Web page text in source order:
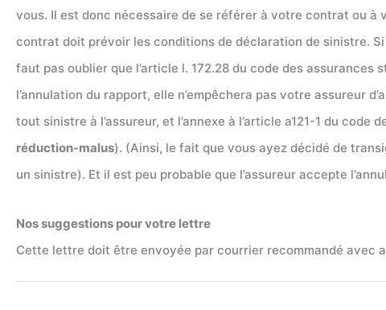
vous. Il est donc nécessaire de se référer à votre contrat ou
contrat doit prévoir les conditions de déclaration de sinistre. Si
faut pas oublier que l’article l. 172.28 du code des assurances
l’annulation du rapport, elle n’empêchera pas votre assureur
tout sinistre à l’assureur, et l’annexe à l’article a121-1 du
réduction-malus). (Ainsi, le fait que vous ayez décidé de
un sinistre). Et il est peu probable que l’assureur accepte
Nos suggestions pour votre lettre
Cette lettre doit être envoyée par courrier recommandé avec